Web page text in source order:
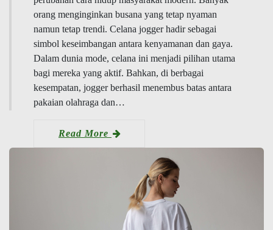
orang menginginkan busana yang tetap nyaman
namun tetap trendi. Celana jogger hadir sebagai
simbol keseimbangan antara kenyamanan dan gaya.
Dalam dunia mode, celana ini menjadi pilihan utama
bagi mereka yang aktif. Bahkan, di berbagai
kesempatan, jogger berhasil menembus batas antara
pakaian olahraga dan…
Read More